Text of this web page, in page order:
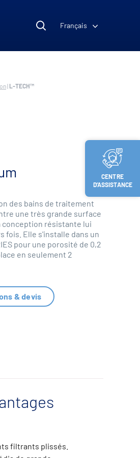
CENTRE
D’ASSISTANCE
Français
|L-TECH™
des bains de traitement
une très grande surface
conception résistante lui
fois. Elle s'installe dans un
pour une porosité de 0,2
en seulement 2
& devis
filtrants plissés.